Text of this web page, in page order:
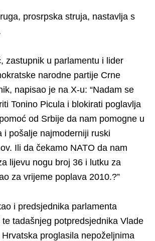
prosrpska struja, nastavlja s
zastupnik u parlamentu i lider
narodne partije Crne
napisao je na X-u: “Nadam se
Tonino Picula i blokirati poglavlja
od Srbije da nam pomogne u
i pošalje najmoderniji ruski
Ili da čekamo NATO da nam
lijevu nogu broj 36 i lutku za
za vrijeme poplava 2010.?”
i predsjednika parlamenta
tadašnjeg potpredsjednika Vlade
proglasila nepoželjnima